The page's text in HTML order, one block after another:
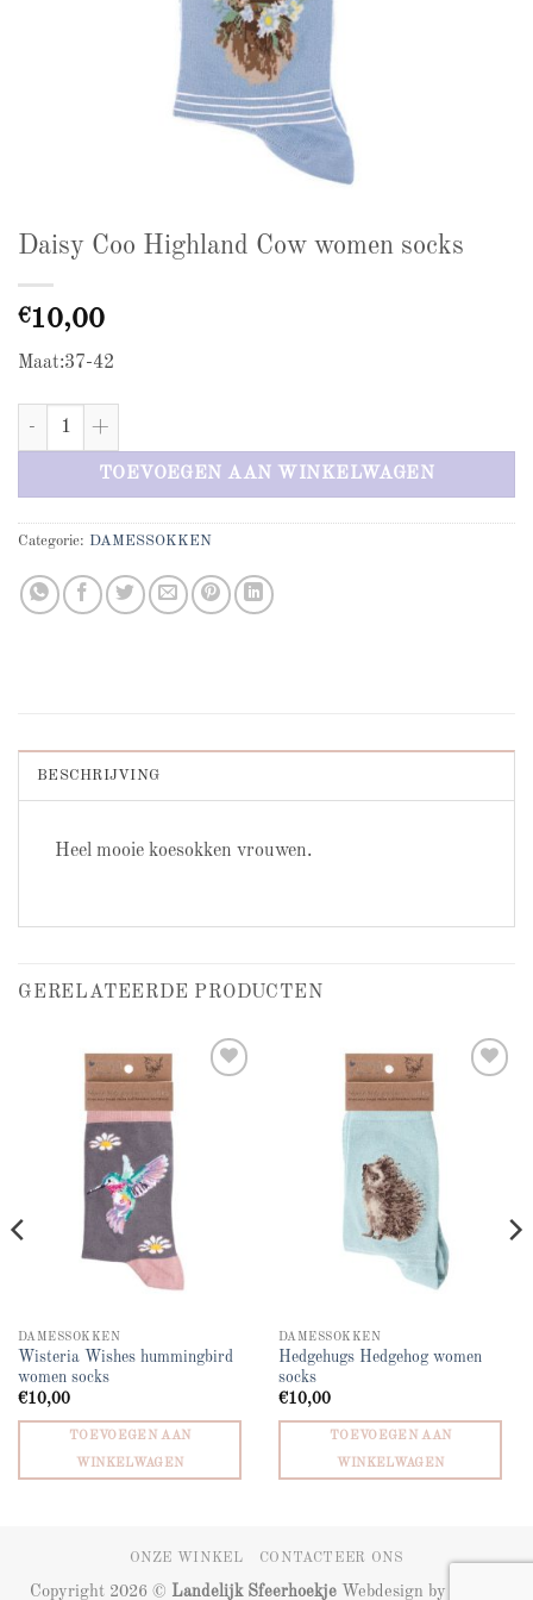
Daisy Coo Highland Cow women socks
€10,00
Maat:37-42
Daisy Coo Highland Cow women socks aantal
TOEVOEGEN AAN WINKELWAGEN
Categorie: DAMESSOKKEN
BESCHRIJVING
Heel mooie koesokken vrouwen.
GERELATEERDE PRODUCTEN
DAMESSOKKEN
Wisteria Wishes hummingbird
women socks
€10,00
TOEVOEGEN AAN
WINKELWAGEN
DAMESSOKKEN
Hedgehugs Hedgehog women
socks
€10,00
TOEVOEGEN AAN
WINKELWAGEN
ONZE WINKEL CONTACTEER ONS
Copyright 2026 © Landelijk Sfeerhoekje Webdesign by